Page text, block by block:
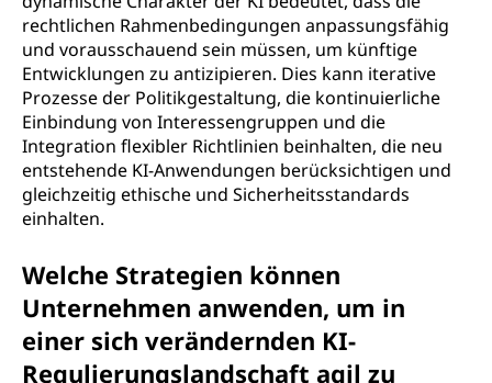
rechtlichen Rahmenbedingungen anpassungsfähig
und vorausschauend sein müssen, um künftige
Entwicklungen zu antizipieren. Dies kann iterative
Prozesse der Politikgestaltung, die kontinuierliche
Einbindung von Interessengruppen und die
Integration flexibler Richtlinien beinhalten, die neu
entstehende KI-Anwendungen berücksichtigen und
gleichzeitig ethische und Sicherheitsstandards
einhalten.
Welche Strategien können
Unternehmen anwenden, um in
einer sich verändernden KI-
Regulierungslandschaft agil zu